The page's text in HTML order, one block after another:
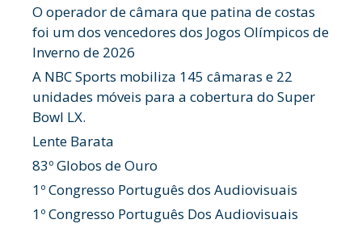
O operador de câmara que patina de costas
foi um dos vencedores dos Jogos Olímpicos de
Inverno de 2026
A NBC Sports mobiliza 145 câmaras e 22
unidades móveis para a cobertura do Super
Bowl LX.
Lente Barata
83º Globos de Ouro
1º Congresso Português dos Audiovisuais
1º Congresso Português Dos Audiovisuais